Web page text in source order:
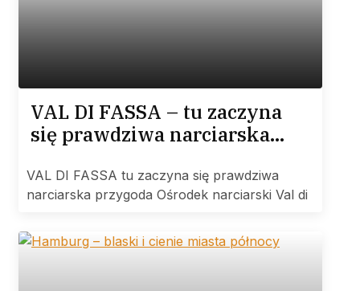
VAL DI FASSA – tu zaczyna
się prawdziwa narciarska
VAL DI FASSA tu zaczyna się prawdziwa
narciarska przygoda Ośrodek narciarski Val di